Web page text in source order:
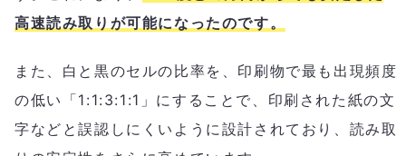
高速読み取りが可能になったのです。
また、白と黒のセルの比率を、印刷物で最も出現頻度
の低い「1:1:3:1:1」にすることで、印刷された紙の文
字などと誤認しにくいように設計されており、読み取